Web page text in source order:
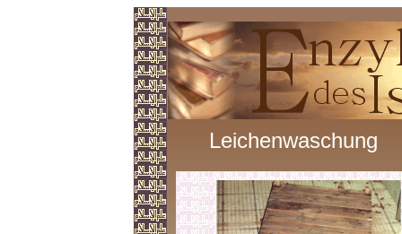
Leichenwaschung